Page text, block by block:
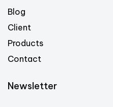
Blog
Client
Products
Contact
Newsletter